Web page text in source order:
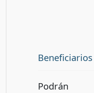
Beneficiarios
Podrán